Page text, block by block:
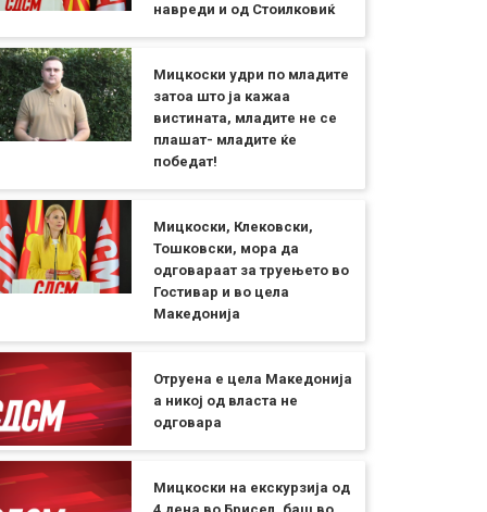
навреди и од Стоилковиќ
Мицкоски удри по младите
затоа што ја кажаа
вистината, младите не се
плашат- младите ќе
победат!
Мицкоски, Клековски,
Тошковски, мора да
одговараат за труењето во
Гостивар и во цела
Македонија
Отруена е цела Македонија
а никој од власта не
одговара
Мицкоски на екскурзија од